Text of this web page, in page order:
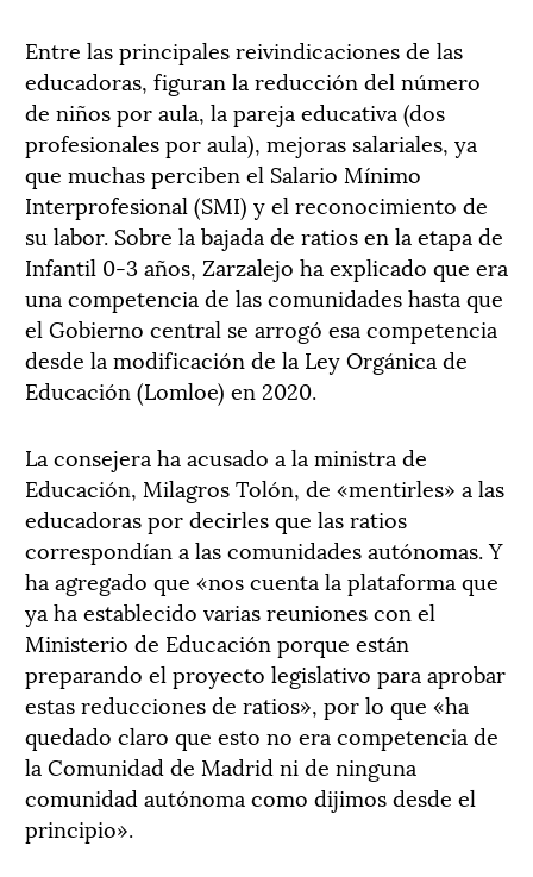
Entre las principales reivindicaciones de las
educadoras, figuran la reducción del número
de niños por aula, la pareja educativa (dos
profesionales por aula), mejoras salariales, ya
que muchas perciben el Salario Mínimo
Interprofesional (SMI) y el reconocimiento de
su labor. Sobre la bajada de ratios en la etapa de
Infantil 0-3 años, Zarzalejo ha explicado que era
una competencia de las comunidades hasta que
el Gobierno central se arrogó esa competencia
desde la modificación de la Ley Orgánica de
Educación (Lomloe) en 2020.
La consejera ha acusado a la ministra de
Educación, Milagros Tolón, de «mentirles» a las
educadoras por decirles que las ratios
correspondían a las comunidades autónomas. Y
ha agregado que «nos cuenta la plataforma que
ya ha establecido varias reuniones con el
Ministerio de Educación porque están
preparando el proyecto legislativo para aprobar
estas reducciones de ratios», por lo que «ha
quedado claro que esto no era competencia de
la Comunidad de Madrid ni de ninguna
comunidad autónoma como dijimos desde el
principio».